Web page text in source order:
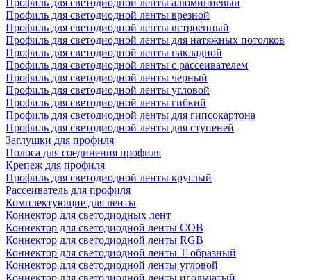
Профиль для светодиодной ленты алюминиевый
Профиль для светодиодной ленты врезной
Профиль для светодиодной ленты встроенный
Профиль для светодиодной ленты для натяжных потолков
Профиль для светодиодной ленты накладной
Профиль для светодиодной ленты с рассеивателем
Профиль для светодиодной ленты черный
Профиль для светодиодной ленты угловой
Профиль для светодиодной ленты гибкий
Профиль для светодиодной ленты для гипсокартона
Профиль для светодиодной ленты для ступеней
Заглушки для профиля
Полоса для соединения профиля
Крепеж для профиля
Профиль для светодиодной ленты круглый
Рассеиватель для профиля
Комплектующие для ленты
Коннектор для светодиодных лент
Коннектор для светодиодной ленты COB
Коннектор для светодиодной ленты RGB
Коннектор для светодиодной ленты Т-образный
Коннектор для светодиодной ленты угловой
Коннектор для светодиодной ленты игольчатый